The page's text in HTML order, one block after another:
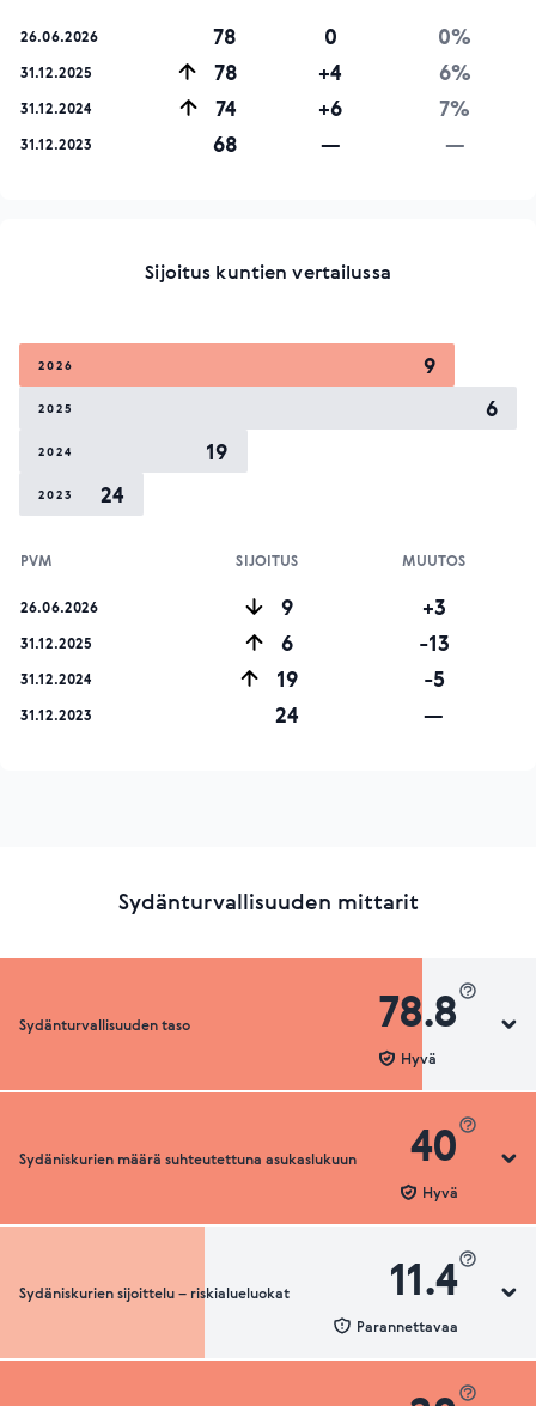
26.06.2026 78 0 0%
31.12.2025 78 +4 6%
31.12.2024 74 +6 7%
31.12.2023 68 — —
Sijoitus kuntien vertailussa
2026 9
2025 6
2024 19
2023 24
PVM SIJOITUS MUUTOS
26.06.2026 9 +3
31.12.2025 6 -13
31.12.2024 19 -5
31.12.2023 24 —
Sydänturvallisuuden mittarit
Sydänturvallisuuden taso 78.8
Hyvä
Sydänturvallisuuden luokka
Sydäniskurien määrä suhteutettuna asukaslukuun 40
Hyvä
Sydäniskurien määrä suhteutettuna asukaslukuun
Sydäniskurien sijoittelu – riskialueluokat 11.4
Parannettavaa